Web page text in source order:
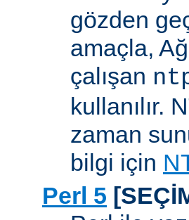
gözden
amaçla,
çalışan
kullanılır.
zaman
bilgi için
Perl 5